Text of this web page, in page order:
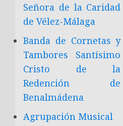
Señora de la Caridad
de Vélez-Málaga
Banda de Cornetas y
Tambores Santísimo
Cristo de la
Redención de
Benalmádena
Agrupación Musical